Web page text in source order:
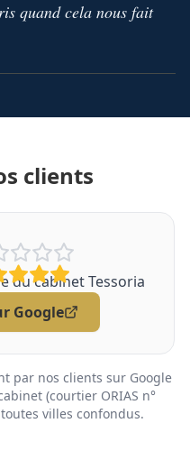
quand cela nous fait
clients
du cabinet Tessoria
Google
par nos clients sur Google
(courtier ORIAS n°
villes confondus.